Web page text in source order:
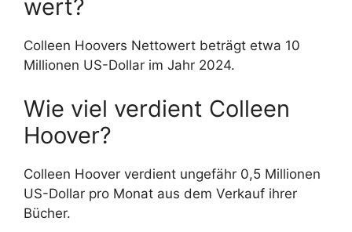
wert?
Colleen Hoovers Nettowert beträgt etwa 10
Millionen US-Dollar im Jahr 2024.
Wie viel verdient Colleen
Hoover?
Colleen Hoover verdient ungefähr 0,5 Millionen
US-Dollar pro Monat aus dem Verkauf ihrer
Bücher.